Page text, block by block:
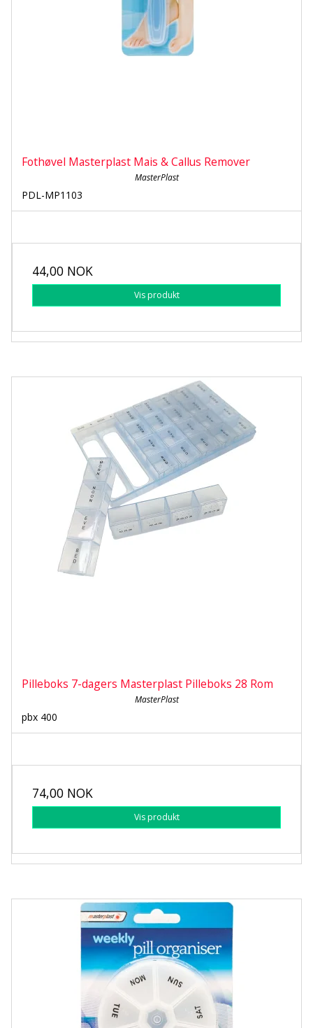
Fothøvel Masterplast Mais & Callus Remover
MasterPlast
PDL-MP1103
44,00 NOK
Vis produkt
Pilleboks 7-dagers Masterplast Pilleboks 28 Rom
MasterPlast
pbx 400
74,00 NOK
Vis produkt